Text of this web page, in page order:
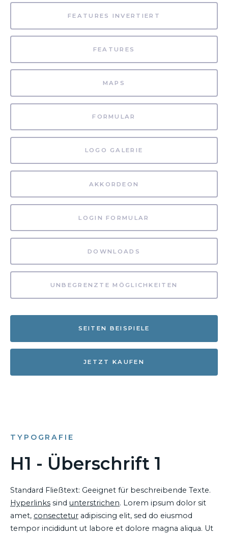
FEATURES INVERTIERT
FEATURES
MAPS
FORMULAR
LOGO GALERIE
AKKORDEON
LOGIN FORMULAR
DOWNLOADS
UNBEGRENZTE MÖGLICHKEITEN
SEITEN BEISPIELE
JETZT KAUFEN
TYPOGRAFIE
H1 - Überschrift 1
Standard Fließtext: Geeignet für beschreibende Texte.
Hyperlinks sind unterstrichen. Lorem ipsum dolor sit
amet, consectetur adipiscing elit, sed do eiusmod
tempor incididunt ut labore et dolore magna aliqua. Ut